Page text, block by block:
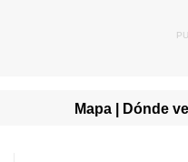
Mapa | Dónde